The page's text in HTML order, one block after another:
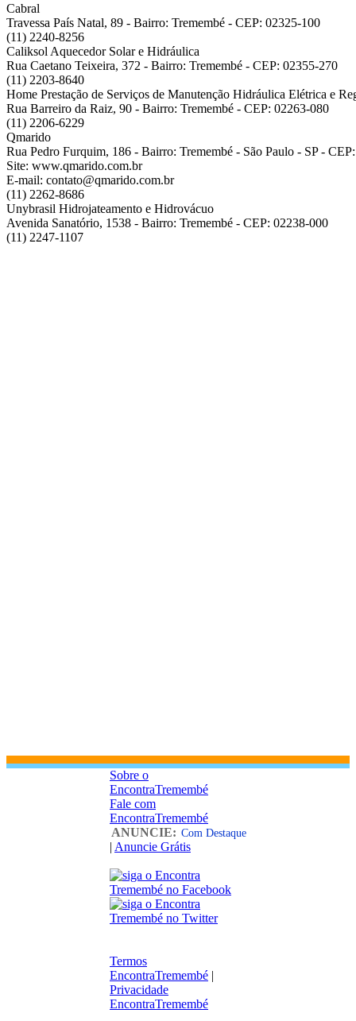
Cabral
Travessa País Natal, 89 - Bairro: Tremembé - CEP: 02325-100
(11) 2240-8256
Caliksol Aquecedor Solar e Hidráulica
Rua Caetano Teixeira, 372 - Bairro: Tremembé - CEP: 02355-270
(11) 2203-8640
Home Prestação de Serviços de Manutenção Hidráulica Elétrica e
Rua Barreiro da Raiz, 90 - Bairro: Tremembé - CEP: 02263-080
(11) 2206-6229
Qmarido
Rua Pedro Furquim, 186 - Bairro: Tremembé - São Paulo - SP -
Site: www.qmarido.com.br
E-mail: contato@qmarido.com.br
(11) 2262-8686
Unybrasil Hidrojateamento e Hidrovácuo
Avenida Sanatório, 1538 - Bairro: Tremembé - CEP: 02238-000
(11) 2247-1107
Sobre o
EncontraTremembé
Fale com
EncontraTremembé
ANUNCIE: Com Destaque
| Anuncie Grátis
Termos
EncontraTremembé |
Privacidade
EncontraTremembé